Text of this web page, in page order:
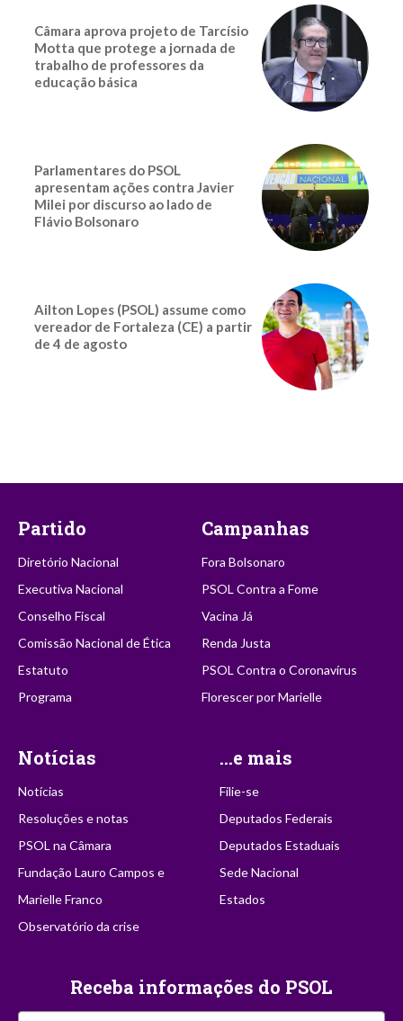
Câmara aprova projeto de Tarcísio
Motta que protege a jornada de
trabalho de professores da
educação básica
Parlamentares do PSOL
apresentam ações contra Javier
Milei por discurso ao lado de
Flávio Bolsonaro
Ailton Lopes (PSOL) assume como
vereador de Fortaleza (CE) a partir
de 4 de agosto
Partido
Diretório Nacional
Executiva Nacional
Conselho Fiscal
Comissão Nacional de Ética
Estatuto
Programa
Campanhas
Fora Bolsonaro
PSOL Contra a Fome
Vacina Já
Renda Justa
PSOL Contra o Coronavírus
Florescer por Marielle
Notícias
Notícias
Resoluções e notas
PSOL na Câmara
Fundação Lauro Campos e
Marielle Franco
Observatório da crise
...e mais
Filie-se
Deputados Federais
Deputados Estaduais
Sede Nacional
Estados
Receba informações do PSOL